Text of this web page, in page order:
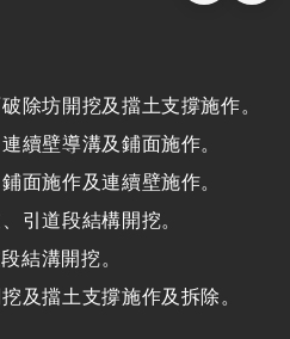
除坊開挖及擋土支撐施作。
續壁導溝及鋪面施作。
面施作及連續壁施作。
引道段結構開挖。
結溝開挖。
及擋土支撐施作及拆除。